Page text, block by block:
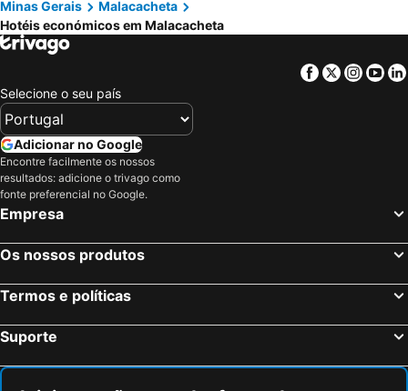
Minas Gerais
Malacacheta
Hotéis económicos em Malacacheta
Facebook
Twitter
Selecione o seu país
Adicionar no Google
Encontre facilmente os nossos
resultados: adicione o trivago como
fonte preferencial no Google.
Empresa
Os nossos produtos
Termos e políticas
Suporte